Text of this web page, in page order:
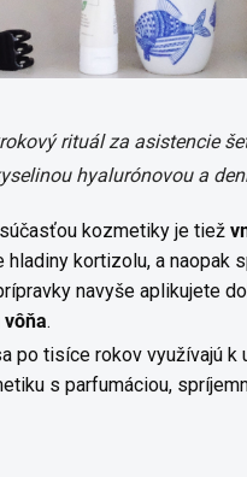
rituál za asistencie
hyalurónovou a
kozmetiky je tiež
hladiny kortizolu, a naopak
navyše aplikujete
vôňa.
po tisíce rokov využívajú
s parfumáciou,